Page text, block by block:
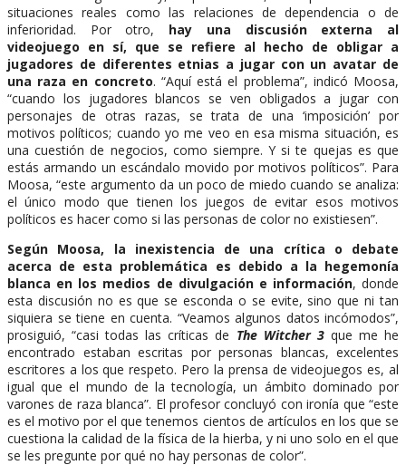
situaciones reales como las relaciones de dependencia o de
inferioridad. Por otro, hay una discusión externa al
videojuego en sí, que se refiere al hecho de obligar a
jugadores de diferentes etnias a jugar con un avatar de
una raza en concreto. “Aquí está el problema”, indicó Moosa,
“cuando los jugadores blancos se ven obligados a jugar con
personajes de otras razas, se trata de una ‘imposición’ por
motivos políticos; cuando yo me veo en esa misma situación, es
una cuestión de negocios, como siempre. Y si te quejas es que
estás armando un escándalo movido por motivos políticos”. Para
Moosa, “este argumento da un poco de miedo cuando se analiza:
el único modo que tienen los juegos de evitar esos motivos
políticos es hacer como si las personas de color no existiesen”.
Según Moosa, la inexistencia de una crítica o debate
acerca de esta problemática es debido a la hegemonía
blanca en los medios de divulgación e información, donde
esta discusión no es que se esconda o se evite, sino que ni tan
siquiera se tiene en cuenta. “Veamos algunos datos incómodos”,
prosiguió, “casi todas las críticas de The Witcher 3que me he
encontrado estaban escritas por personas blancas, excelentes
escritores a los que respeto. Pero la prensa de videojuegos es, al
igual que el mundo de la tecnología, un ámbito dominado por
varones de raza blanca”. El profesor concluyó con ironía que “este
es el motivo por el que tenemos cientos de artículos en los que se
cuestiona la calidad de la física de la hierba, y ni uno solo en el que
se les pregunte por qué no hay personas de color”.